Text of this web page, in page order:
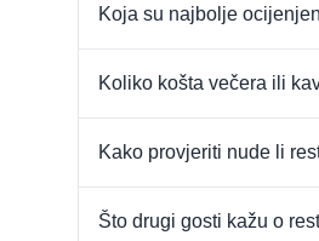
Koja su najbolje
Koliko košta večera ili
Kako provjeriti nude li
Što drugi gosti kažu o